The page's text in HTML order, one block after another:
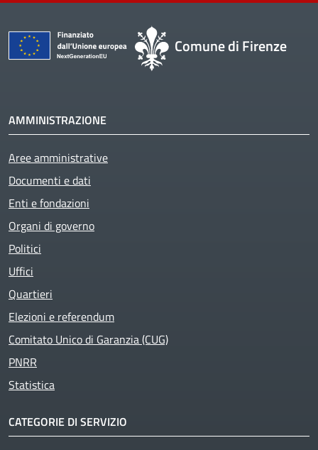
Comune di Firenze
AMMINISTRAZIONE
Aree amministrative
Documenti e dati
Enti e fondazioni
Organi di governo
Politici
Uffici
Quartieri
Elezioni e referendum
Comitato Unico di Garanzia (CUG)
PNRR
Statistica
CATEGORIE DI SERVIZIO